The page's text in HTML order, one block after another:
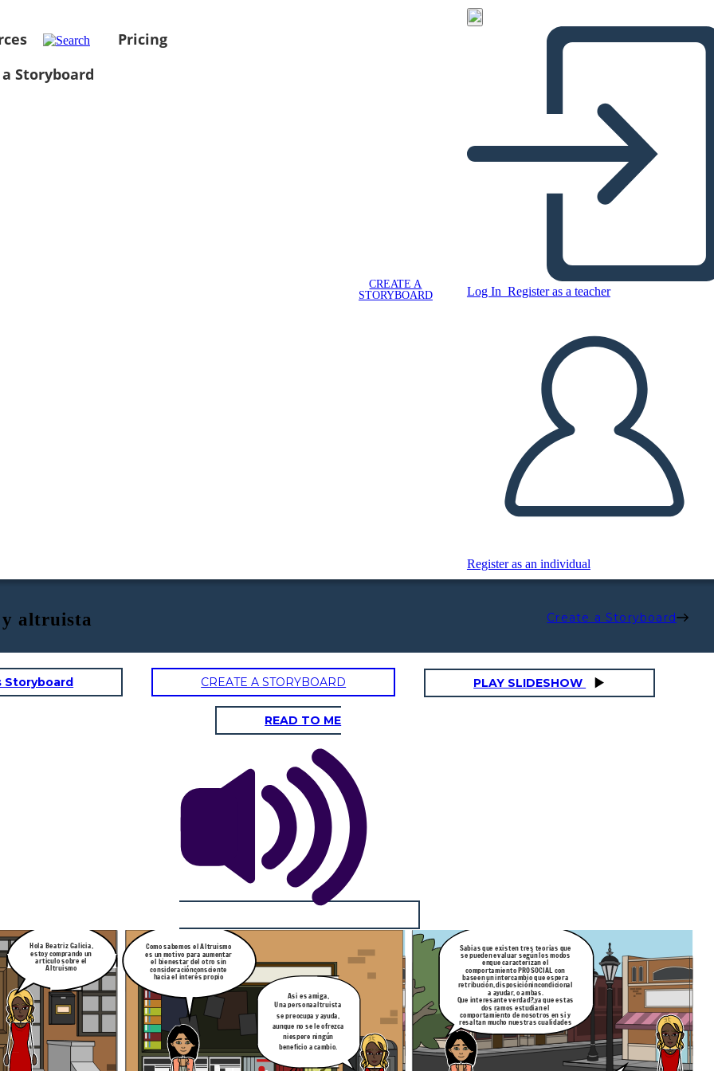
Pricing
Storyboard
CREATE A
STORYBOARD
Log In Register as a teacher
Register as an individual
y altruista Create a Storyboard
incondicional
Desacer las
limitaciones para
la ayuda y
socializar el
altruismo
otro dice que: podemos enseñar
altruismo. La investigación sobre las
representaciones televisivas de modelos
prosocialesevidencia el poder del medio
para enseñar comportamientopositivo.
Finalmente el otro sentido dice que si
queremos promover el comportamiento
altruista, deberíamos recordar el
de sobrejustificación: cuando obligamos
a hacerbuenas obras, es frecuente que el
amor por una actividadse reduzca.
Storyboard CREATE A STORYBOARD PLAY SLIDESHOW
READ TO ME
Hola Beatriz Galicia,
estoy comprando un
articulo sobre el
Altruismo
Asi es amiga,
Una personaaltruista
se preocupa y ayuda,
aunque no se le ofrezca
niespere ningún
beneficio a cambio.
Sabias que existen tres teorias que
se pueden evaluar según los modos
enque caracterizan el
comportamiento PROSOCIAL con
baseen un intercambio que espera
retribución, disposiciónincondicional
a ayudar, o ambas.
Que interesante verdad?,ya que estas
dos ramos estudian el
comportamiento de nosotros en si y
resaltan mucho nuestras cualidades
Como sabemos el Altruismo
es un motivo para aumentar
el bienestar del otro sin
consideraciónconsciente
hacia el interés propio